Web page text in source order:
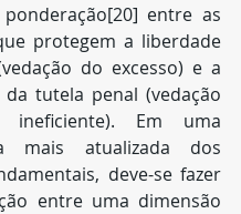
entre as
protegem a liberdade
do excesso) e a
da tutela penal (vedação
Em uma
mais atualizada dos
deve-se fazer
entre uma dimensão